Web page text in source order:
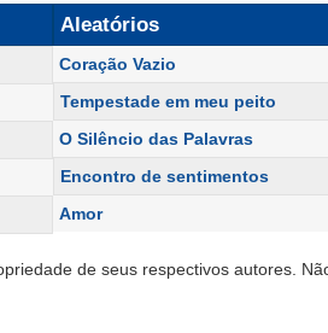
Aleatórios
Coração Vazio
Tempestade em meu peito
O Silêncio das Palavras
Encontro de sentimentos
Amor
de seus respectivos autores.